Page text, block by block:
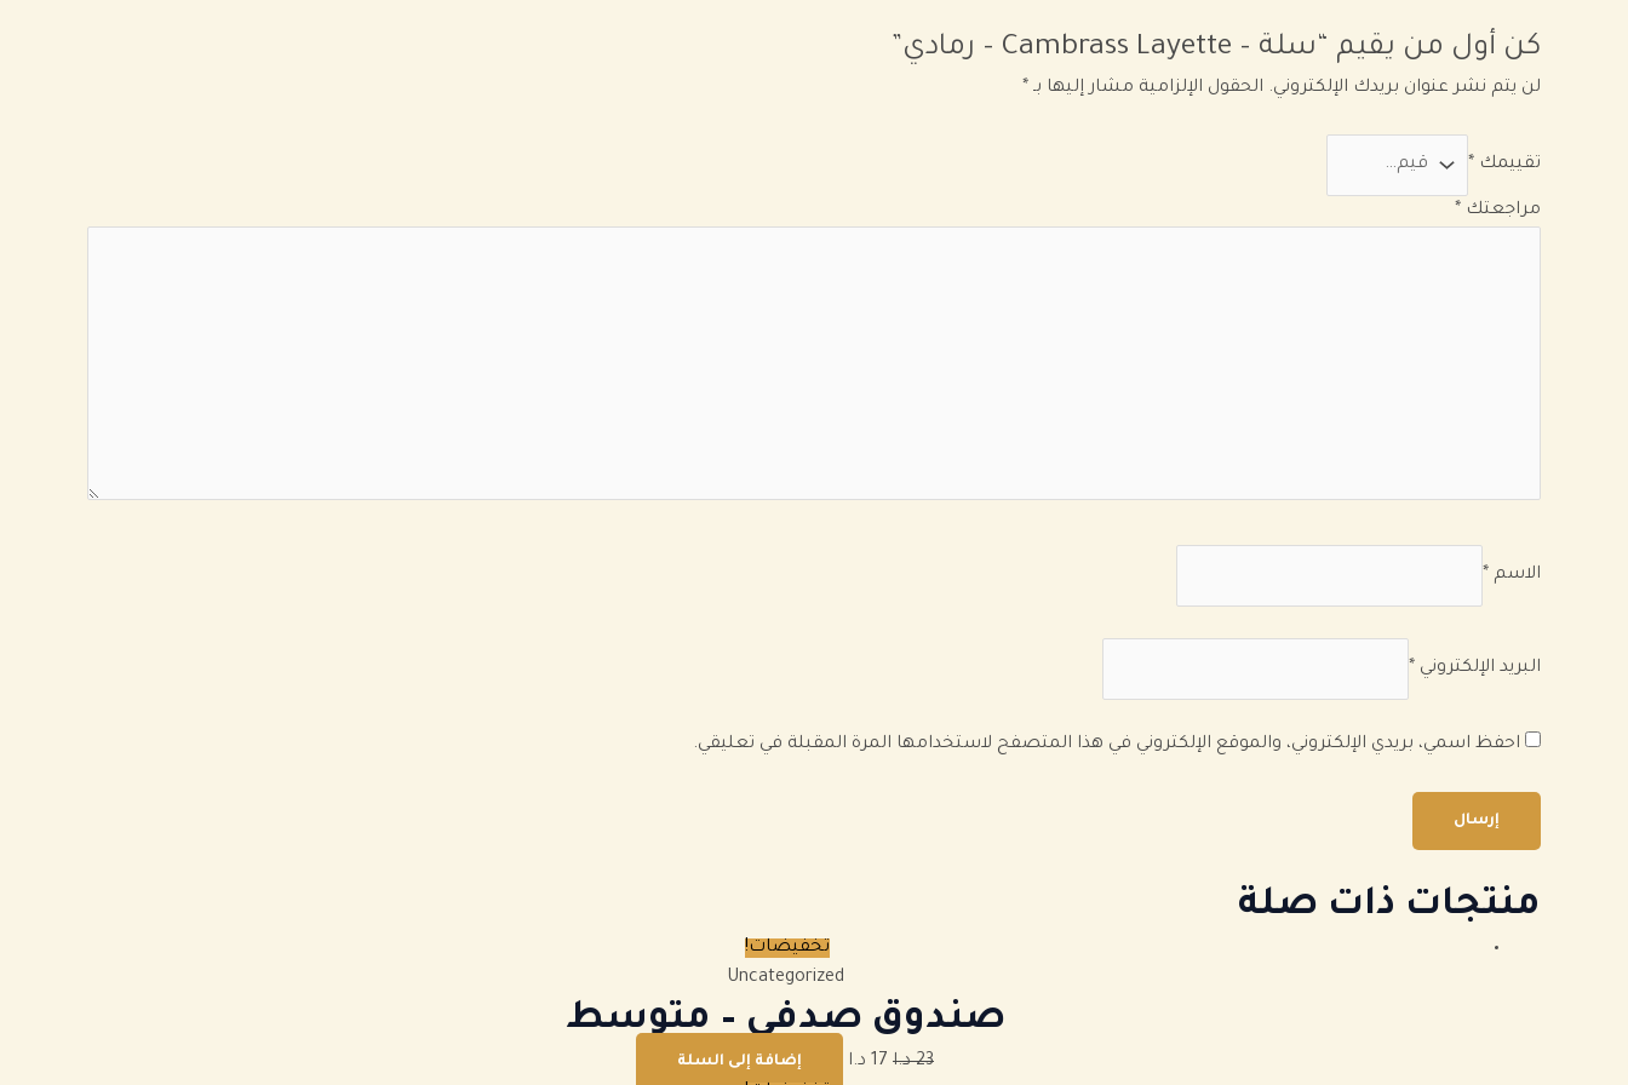
كن أول من يقيم “سلة – Cambrass Layette – رمادي”
لن يتم نشر عنوان بريدك الإلكتروني. الحقول الإلزامية مشار إليها بـ *
تقييمك *
مراجعتك *
الاسم *
البريد الإلكتروني *
احفظ اسمي، بريدي الإلكتروني، والموقع الإلكتروني في هذا المتصفح لاستخدامها المرة المقبلة في تعليقي.
منتجات ذات صلة
تخفيضات!
Uncategorized
صندوق صدفي – متوسط
23 د.ا 17 د.ا إضافة إلى السلة